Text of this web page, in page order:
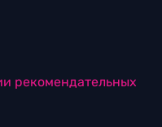
рекомендательных